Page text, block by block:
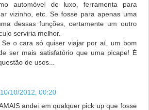
automóvel de luxo, ferramenta para
vizinho, etc. Se fosse para apenas uma
dessas funções, certamente um outro
serviria melhor.
Se o cara só quiser viajar por aí, um bom
ser mais satisfatório que uma picape! É
de usos...
10/10/2012, 00:20
andei em qualquer pick up que fosse